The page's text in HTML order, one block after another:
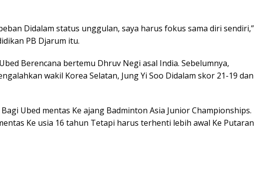
Didalam status unggulan, saya harus fokus sama diri sendiri,”
PB Djarum itu.
Berencana bertemu Dhruv Negi asal India. Sebelumnya,
wakil Korea Selatan, Jung Yi Soo Didalam skor 21-19 dan
Ubed mentas Ke ajang Badminton Asia Junior Championships.
Ke usia 16 tahun Tetapi harus terhenti lebih awal Ke Putaran